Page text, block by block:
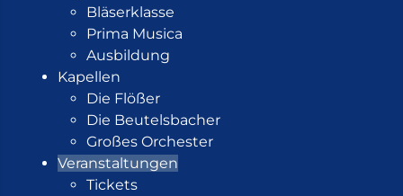
Bläserklasse
Prima Musica
Ausbildung
Kapellen
Die Flößer
Die Beutelsbacher
Großes Orchester
Veranstaltungen
Tickets